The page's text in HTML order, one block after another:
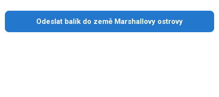
Odeslat balík do země Marshallovy ostrovy